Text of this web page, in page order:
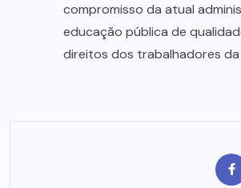
compromisso da atual
educação pública de
direitos dos trabalhadores da